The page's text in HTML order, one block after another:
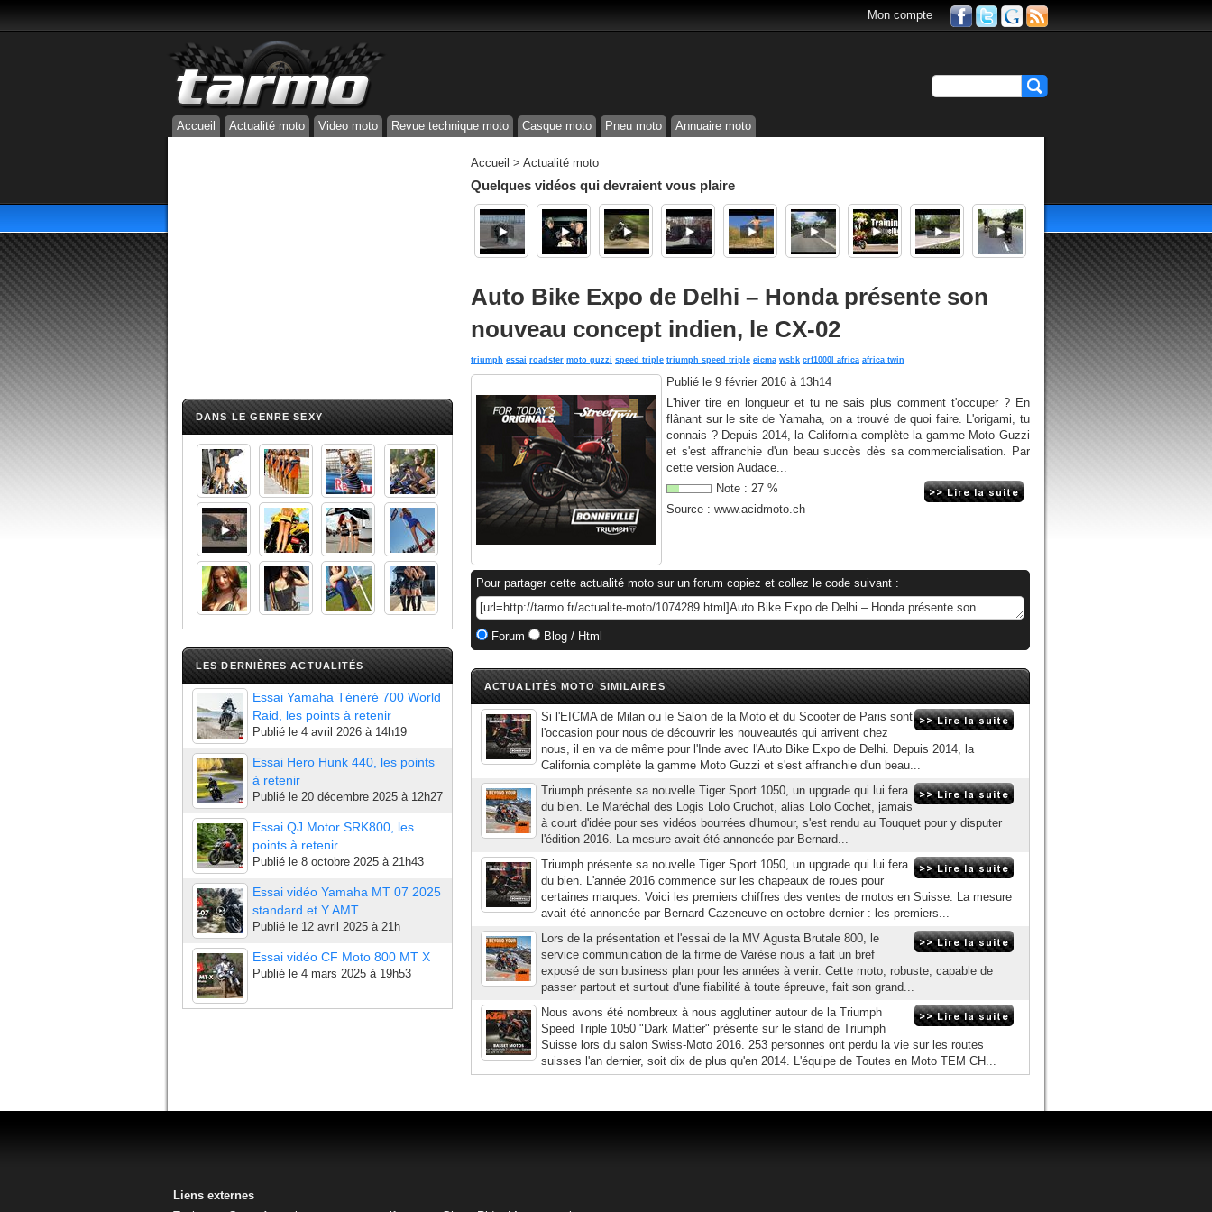
Mon compte
Accueil Actualité moto Video moto Revue technique moto Casque moto Pneu moto Annuaire moto
DANS LE GENRE SEXY
LES DERNIÈRES ACTUALITÉS
Essai Yamaha Ténéré 700 World
Raid, les points à retenir
Publié le 4 avril 2026 à 14h19
Essai Hero Hunk 440, les points
à retenir
Publié le 20 décembre 2025 à 12h27
Essai QJ Motor SRK800, les
points à retenir
Publié le 8 octobre 2025 à 21h43
Essai vidéo Yamaha MT 07 2025
standard et Y AMT
Publié le 12 avril 2025 à 21h
Essai vidéo CF Moto 800 MT X
Publié le 4 mars 2025 à 19h53
Accueil > Actualité moto
Quelques vidéos qui devraient vous plaire
Auto Bike Expo de Delhi – Honda présente son
nouveau concept indien, le CX-02
triumph essai roadster moto guzzi speed triple triumph speed triple eicma wsbk crf1000l africa africa twin
Publié le 9 février 2016 à 13h14
L'hiver tire en longueur et tu ne sais plus comment t'occuper ? En
flânant sur le site de Yamaha, on a trouvé de quoi faire. L'origami, tu
connais ? Depuis 2014, la California complète la gamme Moto Guzzi
et s'est affranchie d'un beau succès dès sa commercialisation. Par
cette version Audace...
Note : 27 %
Source : www.acidmoto.ch
Pour partager cette actualité moto sur un forum copiez et collez le code suivant :
Forum Blog / Html
ACTUALITÉS MOTO SIMILAIRES
Si l'EICMA de Milan ou le Salon de la Moto et du Scooter de Paris sont
l'occasion pour nous de découvrir les nouveautés qui arrivent chez
nous, il en va de même pour l'Inde avec l'Auto Bike Expo de Delhi. Depuis 2014, la
California complète la gamme Moto Guzzi et s'est affranchie d'un beau...
Triumph présente sa nouvelle Tiger Sport 1050, un upgrade qui lui fera
du bien. Le Maréchal des Logis Lolo Cruchot, alias Lolo Cochet, jamais
à court d'idée pour ses vidéos bourrées d'humour, s'est rendu au Touquet pour y disputer
l'édition 2016. La mesure avait été annoncée par Bernard...
Triumph présente sa nouvelle Tiger Sport 1050, un upgrade qui lui fera
du bien. L'année 2016 commence sur les chapeaux de roues pour
certaines marques. Voici les premiers chiffres des ventes de motos en Suisse. La mesure
avait été annoncée par Bernard Cazeneuve en octobre dernier : les premiers...
Lors de la présentation et l'essai de la MV Agusta Brutale 800, le
service communication de la firme de Varèse nous a fait un bref
exposé de son business plan pour les années à venir. Cette moto, robuste, capable de
passer partout et surtout d'une fiabilité à toute épreuve, fait son grand...
Nous avons été nombreux à nous agglutiner autour de la Triumph
Speed Triple 1050 "Dark Matter" présente sur le stand de Triumph
Suisse lors du salon Swiss-Moto 2016. 253 personnes ont perdu la vie sur les routes
suisses l'an dernier, soit dix de plus qu'en 2014. L'équipe de Toutes en Moto TEM CH...
Liens externes